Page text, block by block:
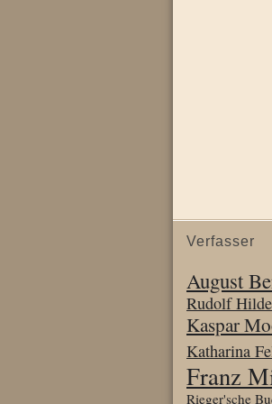
Verfasser
August
Rudolf
Kaspar
Katharina
Franz
Rieger'sche